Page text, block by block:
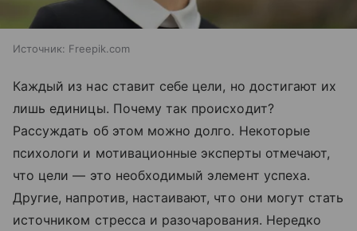
Источник: Freepik.com
Каждый из нас ставит себе цели, но достигают их
лишь единицы. Почему так происходит?
Рассуждать об этом можно долго. Некоторые
психологи и мотивационные эксперты отмечают,
что цели — это необходимый элемент успеха.
Другие, напротив, настаивают, что они могут стать
источником стресса и разочарования. Нередко